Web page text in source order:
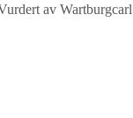
av Wartburgcarl